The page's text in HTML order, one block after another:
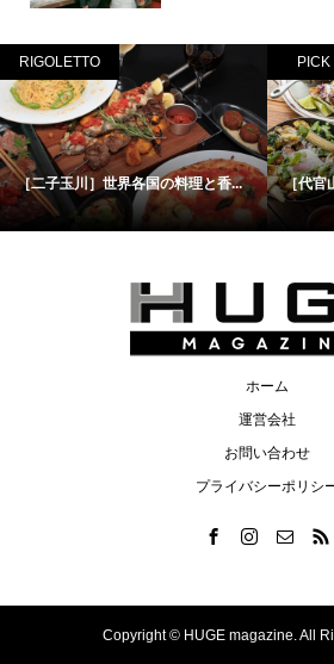
RIGOLETTO
［二子玉川］世界各国の料理と香...
PICK
［代官
ホーム
運営会社
お問い合わせ
プライバシーポリシ
Copyright © HUGE magazine. All